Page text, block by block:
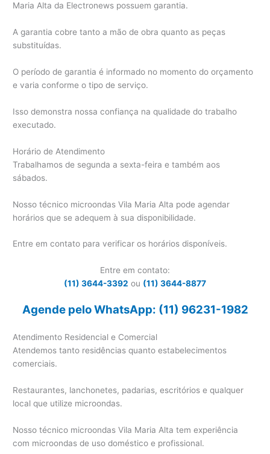
Maria Alta da Electronews possuem garantia.
A garantia cobre tanto a mão de obra quanto as peças
substituídas.
O período de garantia é informado no momento do orçamento
e varia conforme o tipo de serviço.
Isso demonstra nossa confiança na qualidade do trabalho
executado.
Horário de Atendimento
Trabalhamos de segunda a sexta-feira e também aos
sábados.
Nosso técnico microondas Vila Maria Alta pode agendar
horários que se adequem à sua disponibilidade.
Entre em contato para verificar os horários disponíveis.
Entre em contato:
(11) 3644-3392 ou (11) 3644-8877
Agende pelo WhatsApp: (11) 96231-1982
Atendimento Residencial e Comercial
Atendemos tanto residências quanto estabelecimentos
comerciais.
Restaurantes, lanchonetes, padarias, escritórios e qualquer
local que utilize microondas.
Nosso técnico microondas Vila Maria Alta tem experiência
com microondas de uso doméstico e profissional.